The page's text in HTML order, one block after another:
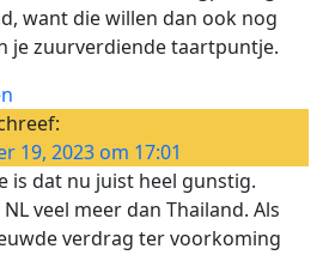
want die willen dan ook nog
je zuurverdiende taartpuntje.
19, 2023 om 17:01
is dat nu juist heel gunstig.
veel meer dan Thailand. Als
verdrag ter voorkoming